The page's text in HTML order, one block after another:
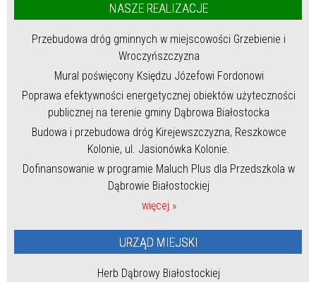
NASZE REALIZACJE
Przebudowa dróg gminnych w miejscowości Grzebienie i
Wroczyńszczyzna
Mural poświęcony Księdzu Józefowi Fordonowi
Poprawa efektywności energetycznej obiektów użyteczności
publicznej na terenie gminy Dąbrowa Białostocka
Budowa i przebudowa dróg Kirejewszczyzna, Reszkowce
Kolonie, ul. Jasionówka Kolonie.
Dofinansowanie w programie Maluch Plus dla Przedszkola w
Dąbrowie Białostockiej
więcej »
URZĄD MIEJSKI
Herb Dąbrowy Białostockiej